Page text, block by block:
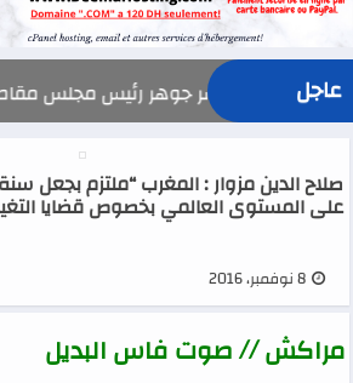
عاجل السيد ياسر جوهر رئيس مجلس مقاطعة فاس
على المستوى العالمي بخصوص قضايا
8 نوفمبر، 2016
مراكش // صوت فاس البديل